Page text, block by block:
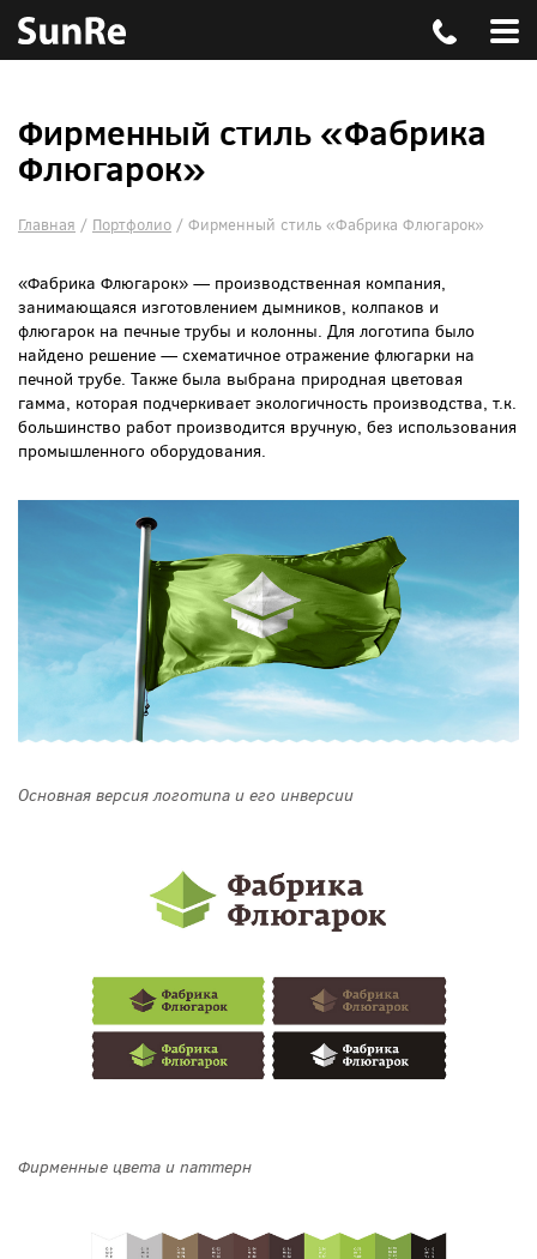
Фирменный стиль «Фабрика
Флюгарок»
Главная / Портфолио / Фирменный стиль «Фабрика Флюгарок»
«Фабрика Флюгарок» — производственная компания,
занимающаяся изготовлением дымников, колпаков и
флюгарок на печные трубы и колонны. Для логотипа было
найдено решение — схематичное отражение флюгарки на
печной трубе. Также была выбрана природная цветовая
гамма, которая подчеркивает экологичность производства, т.к.
большинство работ производится вручную, без использования
промышленного оборудования.
Основная версия логотипа и его инверсии
Фирменные цвета и паттерн